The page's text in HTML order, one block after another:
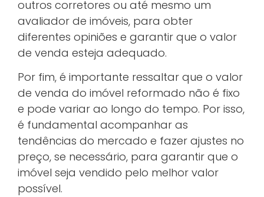
outros corretores ou até mesmo um
avaliador de imóveis, para obter
diferentes opiniões e garantir que o valor
de venda esteja adequado.
Por fim, é importante ressaltar que o valor
de venda do imóvel reformado não é fixo
e pode variar ao longo do tempo. Por isso,
é fundamental acompanhar as
tendências do mercado e fazer ajustes no
preço, se necessário, para garantir que o
imóvel seja vendido pelo melhor valor
possível.